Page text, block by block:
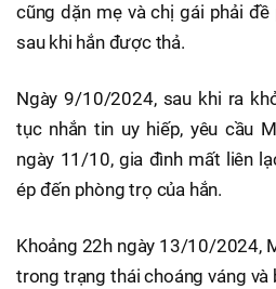
cũng dặn mẹ và chị gái phải
sau khi hắn được thả.
Ngày 9/10/2024, sau khi ra
tục nhắn tin uy hiếp, yêu cầu
ngày 11/10, gia đình mất liên
ép đến phòng trọ của hắn.
Khoảng 22h ngày 13/10/2024,
trong trạng thái choáng váng và